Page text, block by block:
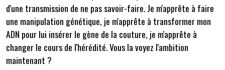
d'une transmission de ne pas savoir-faire. Je m'apprête à faire
une manipulation génétique, je m'apprête à transformer mon
ADN pour lui insérer le gène de la couture, je m'apprête à
changer le cours de l'hérédité. Vous la voyez l'ambition
maintenant ?